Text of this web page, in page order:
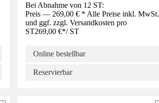
Bei Abnahme von 12 ST:
Preis — 269,00 € * Alle Preise inkl. MwSt.
und ggf. zzgl. Versandkosten pro
ST269,00 €*/ ST
Online bestellbar
Reservierbar